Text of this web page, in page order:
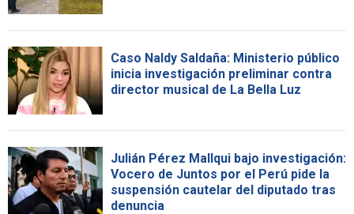
Caso Naldy Saldaña: Ministerio público
inicia investigación preliminar contra
director musical de La Bella Luz
Julián Pérez Mallqui bajo investigación:
Vocero de Juntos por el Perú pide la
suspensión cautelar del diputado tras
denuncia